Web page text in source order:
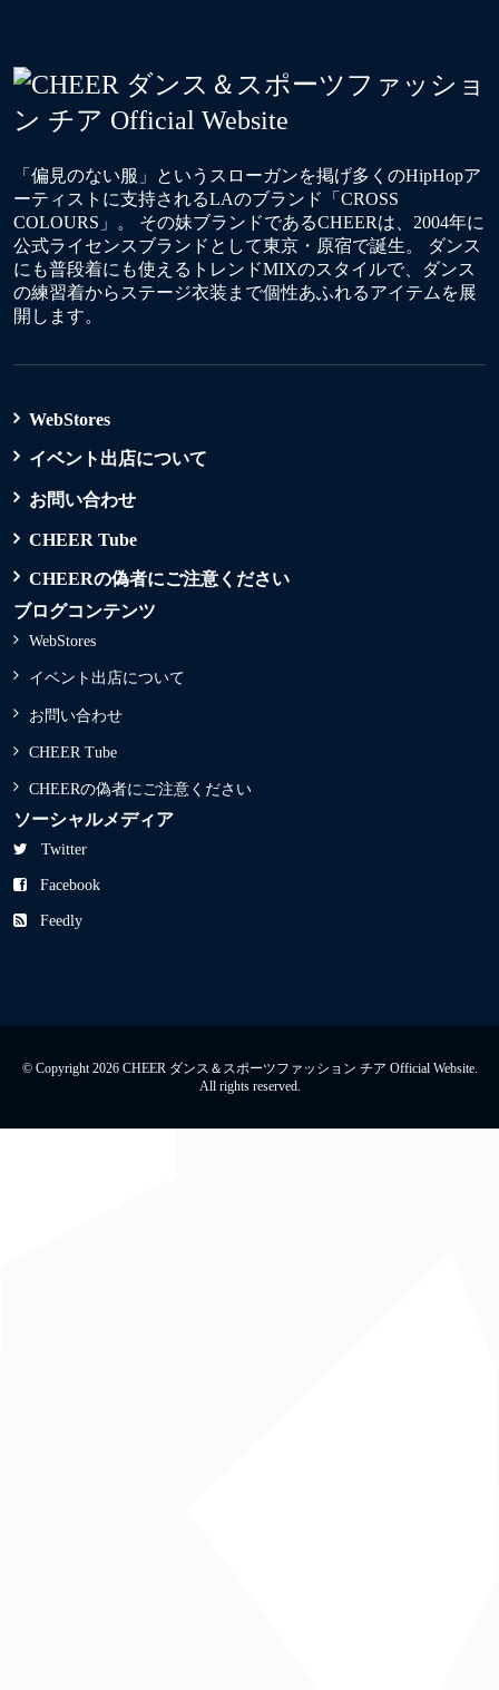
「偏見のない服」というスローガンを掲げ多くのHipHopア
ーティストに支持されるLAのブランド「CROSS
COLOURS」。 その妹ブランドであるCHEERは、2004年に
公式ライセンスブランドとして東京・原宿で誕生。 ダンス
にも普段着にも使えるトレンドMIXのスタイルで、ダンス
の練習着からステージ衣装まで個性あふれるアイテムを展
開します。
WebStores
イベント出店について
お問い合わせ
CHEER Tube
CHEERの偽者にご注意ください
ブログコンテンツ
WebStores
イベント出店について
お問い合わせ
CHEER Tube
CHEERの偽者にご注意ください
ソーシャルメディア
Twitter
Facebook
Feedly
© Copyright 2026 CHEER ダンス＆スポーツファッション チア Official Website.
All rights reserved.